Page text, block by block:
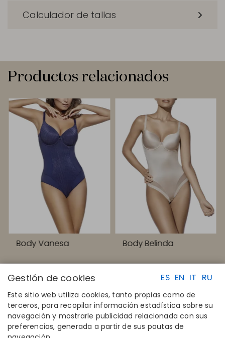
Calculador de tallas
Productos relacionados
Body Vanesa Body Belinda
ES EN IT RU
Gestión de cookies
Este sitio web utiliza cookies, tanto propias como de
terceros, para recopilar información estadística sobre su
navegación y mostrarle publicidad relacionada con sus
preferencias, generada a partir de sus pautas de
ENLACES RAPIDOS
Calcula tu talla
CONTACTO
Disintex 2021 SL